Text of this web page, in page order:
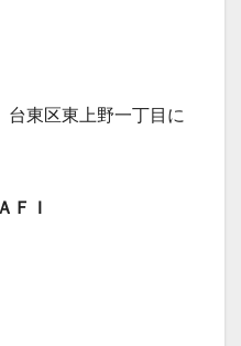
台東区東上野一丁目に
ＦＩ